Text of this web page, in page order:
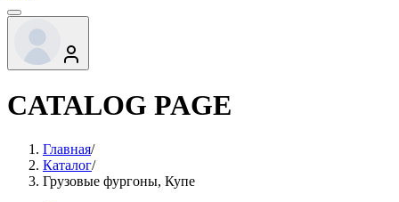
CATALOG PAGE
Главная/
Каталог/
Грузовые фургоны, Купе